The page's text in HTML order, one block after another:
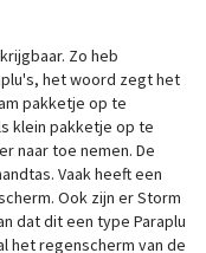
Zo heb
het woord zegt het
pakketje op te
klein pakketje op te
naar toe nemen. De
Vaak heeft een
Ook zijn er Storm
dat dit een type Paraplu
het regenscherm van de